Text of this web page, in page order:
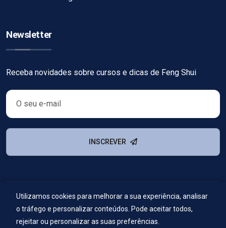
Newsletter
Receba novidades sobre cursos e dicas de Feng Shui
INSCREVER
© Copyright 2026 Escola Nacional de Feng Shui . Todos os
direitos reservados.
Utilizamos cookies para melhorar a sua experiência, analisar
o tráfego e personalizar conteúdos. Pode aceitar todos,
rejeitar ou personalizar as suas preferências.